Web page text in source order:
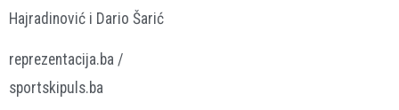
Hajradinović i Dario Šarić
reprezentacija.ba /
sportskipuls.ba